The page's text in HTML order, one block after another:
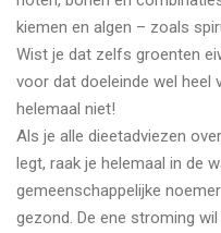
kiemen en algen – zoals
Wist je dat zelfs groenten
voor dat doeleinde wel heel
helemaal niet!
Als je alle dieetadviezen
legt, raak je helemaal in de
gemeenschappelijke
gezond. De ene stroming